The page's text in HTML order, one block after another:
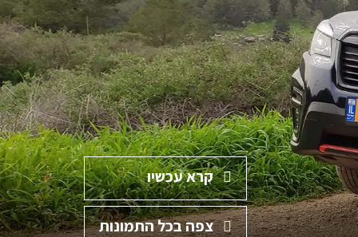
קרא עכשיו
צפה בכל התמונות